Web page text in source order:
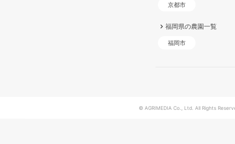
京都市
福岡県の農園一覧
福岡市
© AGRIMEDIA Co., Ltd. All Rights